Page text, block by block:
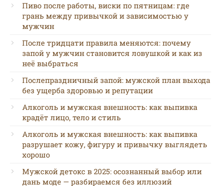
Пиво после работы, виски по пятницам: где
грань между привычкой и зависимостью у
мужчин
После тридцати правила меняются: почему
запой у мужчин становится ловушкой и как из
неё выбраться
Послепраздничный запой: мужской план выхода
без ущерба здоровью и репутации
Алкоголь и мужская внешность: как выпивка
крадёт лицо, тело и стиль
Алкоголь и мужская внешность: как выпивка
разрушает кожу, фигуру и привычку выглядеть
хорошо
Мужской детокс в 2025: осознанный выбор или
дань моде — разбираемся без иллюзий